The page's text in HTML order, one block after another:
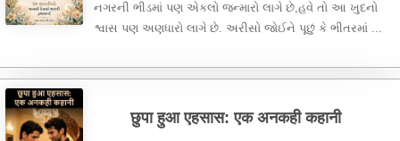
નગરની ભીડમાં પણ એકલો જન્મારો લાગે છે,હવે તો આ ખુદનો
શ્વાસ પણ અણધારો લાગે છે. અરીસો જોઈને પૂછું કે ભીતરમાં ...
छुपा हुआ एहसास: एक अनकही कहानी